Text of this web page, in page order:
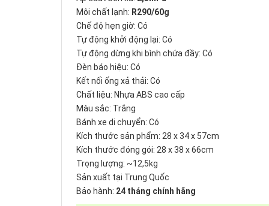
Môi chất lạnh: R290/60g
Chế độ hẹn giờ: Có
Tự động khởi động lại: Có
Tự động dừng khi bình chứa đầy: Có
Đèn báo hiệu: Có
Kết nối ống xả thải: Có
Chất liệu: Nhựa ABS cao cấp
Màu sắc: Trắng
Bánh xe di chuyển: Có
Kích thước sản phẩm: 28 x 34 x 57cm
Kích thước đóng gói: 28 x 38 x 66cm
Trọng lượng: ~12,5kg
Sản xuất tại Trung Quốc
Bảo hành: 24 tháng chính hãng